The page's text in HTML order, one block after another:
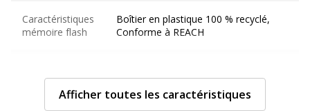
Caractéristiques
mémoire flash
Boîtier en plastique 100 % recyclé,
Conforme à REACH
d'exploitation
récent, Apple iOS, Microsoft Windows
10 ou ultérieur
Afficher toutes les caractéristiques